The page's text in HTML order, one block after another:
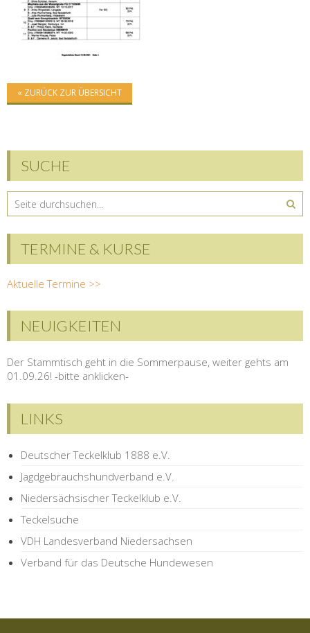
« ZURÜCK ZUR ÜBERSICHT
SUCHE
TERMINE & KURSE
Aktuelle Termine >>
NEUIGKEITEN
Der Stammtisch geht in die Sommerpause, weiter gehts am
01.09.26! -bitte anklicken-
LINKS
Deutscher Teckelklub 1888 e.V.
Jagdgebrauchshundverband e.V.
Niedersächsischer Teckelklub e.V.
Teckelsuche
VDH Landesverband Niedersachsen
Verband für das Deutsche Hundewesen